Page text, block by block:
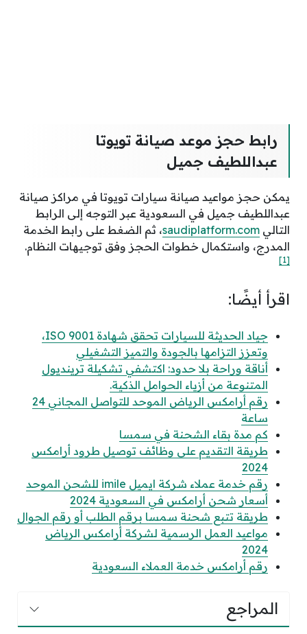
رابط حجز موعد صيانة تويوتا
عبداللطيف جميل
يمكن حجز مواعيد صيانة سيارات تويوتا في مراكز صيانة
عبداللطيف جميل في السعودية عبر التوجه إلى الرابط
التالي saudiplatform.com، ثم الضغط على رابط الخدمة
المدرج، واستكمال خطوات الحجز وفق توجيهات النظام.
[1]
اقرأ أيضًا:
جياد الحديثة للسيارات تحقق شهادة ISO 9001،
وتعزز التزامها بالجودة والتميز التشغيلي
أناقة وراحة بلا حدود: اكتشفي تشكيلة ترينديول
المتنوعة من أزياء الحوامل الذكية.
رقم أرامكس الرياض الموحد للتواصل المجاني 24
ساعة
كم مدة بقاء الشحنة في سمسا
طريقة التقديم على وظائف توصيل طرود أرامكس
2024
رقم خدمة عملاء شركة ايميل imile للشحن الموحد
أسعار شحن أرامكس في السعودية 2024
طريقة تتبع شحنة سمسا برقم الطلب أو رقم الجوال
مواعيد العمل الرسمية لشركة أرامكس الرياض
2024
رقم أرامكس خدمة العملاء السعودية
المراجع